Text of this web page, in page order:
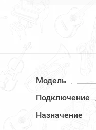
Модель
Подключение
Назначение